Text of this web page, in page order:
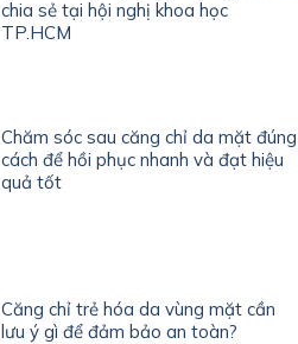
chia sẻ tại hội nghị khoa học
TP.HCM
Chăm sóc sau căng chỉ da mặt đúng
cách để hồi phục nhanh và đạt hiệu
quả tốt
Căng chỉ trẻ hóa da vùng mặt cần
lưu ý gì để đảm bảo an toàn?